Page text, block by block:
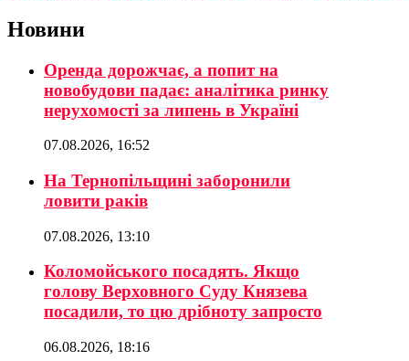
Новини
Оренда дорожчає, а попит на
новобудови падає: аналітика ринку
нерухомості за липень в Україні
07.08.2026, 16:52
На Тернопільщині заборонили
ловити раків
07.08.2026, 13:10
Коломойського посадять. Якщо
голову Верховного Суду Князева
посадили, то цю дрібноту запросто
06.08.2026, 18:16